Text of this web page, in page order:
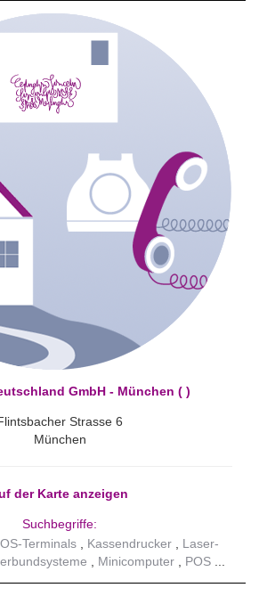
GmbH - München ( )
Strasse 6
München
der Karte anzeigen
Suchbegriffe:
Terminals Kassendrucker
Laser-
Minicomputer POS